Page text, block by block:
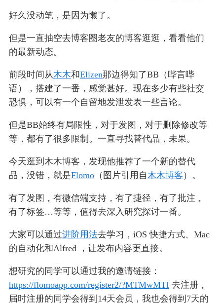
好久没动笔，是因为懒了。
但是一直抽空去博客圈老友的博客逛逛，看看他们
的最新动态。
前段时间从木木和Elizen那边得知了BB（哔言哔
语），搭建了一番，感觉甚好。现在多少有些社交
恐惧，可以有一个自留地发泄发表一些言论。
但是BB始终有局限性，对于发图，对于删除修改等
等，都有了很多限制。一直寻找替代品，未果。
今天逛到木木博客，发现他推荐了一个新的替代
品，没错，就是Flomo （图片引用自 木木博客 ）。
有了发图，有微信端支持，有了捷径，有了批注，
有了标签…等等，值得去深入研究探讨一番。
大家可以通过进阶用法去学习，iOS 快捷方式、Mac
的自动化和Alfred ，让发布内容更直接。
想研究的同学可以通过我的邀请链接：
https://flomoapp.com/register2/?MTMwMTI 去注册，
届时注册的同学会得到14天会员，我也会得到7天的